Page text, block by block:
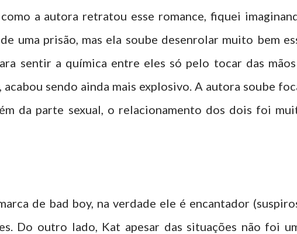
a autora retratou esse romance, fiquei
uma prisão, mas ela soube desenrolar muito bem
sentir a química entre eles só pelo tocar das
sendo ainda mais explosivo. A autora soube
da parte sexual, o relacionamento dos dois foi
de bad boy, na verdade ele é encantador
Do outro lado, Kat apesar das situações não foi